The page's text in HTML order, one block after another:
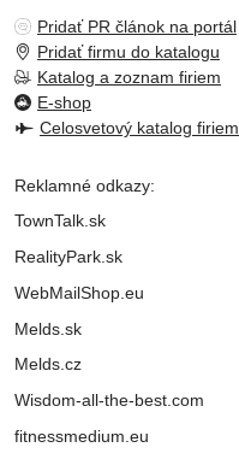
Pridať PR článok na portál
Pridať firmu do katalogu
Katalog a zoznam firiem
E-shop
Celosvetový katalog firiem
Reklamné odkazy:
TownTalk.sk
RealityPark.sk
WebMailShop.eu
Melds.sk
Melds.cz
Wisdom-all-the-best.com
fitnessmedium.eu